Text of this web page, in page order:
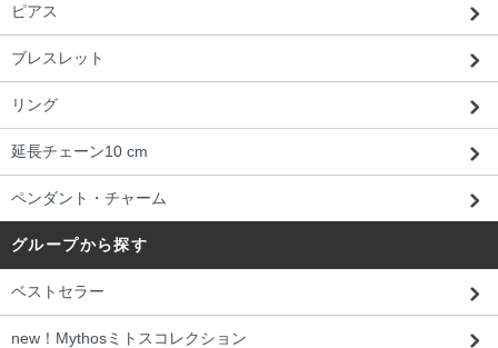
ピアス
ブレスレット
リング
延長チェーン10 cm
ペンダント・チャーム
グループから探す
ベストセラー
new！Mythosミトスコレクション